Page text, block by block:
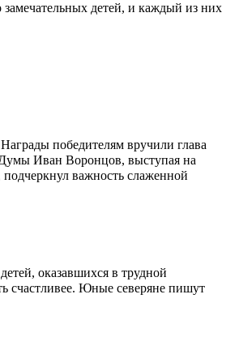
детей, и каждый из них
победителям вручили глава
Иван Воронцов, выступая на
важность слаженной
оказавшихся в трудной
счастливее. Юные северяне пишут